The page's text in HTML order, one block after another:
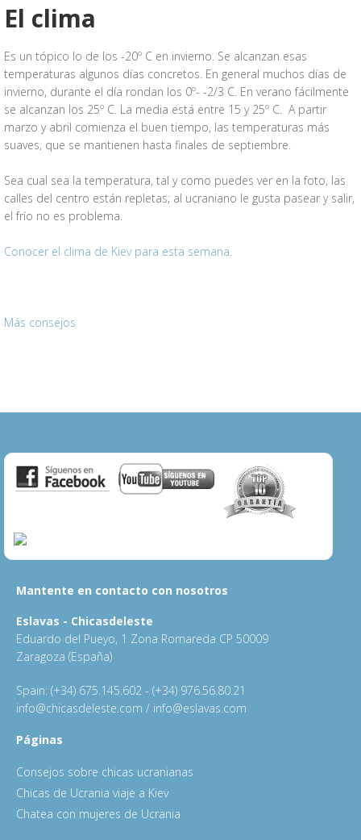
El clima
Es un tópico lo de los -20º C en invierno. Se alcanzan esas
temperaturas algunos días concretos. En general muchos días de
invierno, durante el día rondan los 0º- -2/3 C. En verano fácilmente
se alcanzan los 25º C. La media está entre 15 y 25º C. A partir
marzo y abril comienza el buen tiempo, las temperaturas más
suaves, que se mantienen hasta finales de septiembre.
Sea cual sea la temperatura, tal y como puedes ver en la foto, las
calles del centro están repletas; al ucraniano le gusta pasear y salir,
el frío no es problema.
Conocer el clima de Kiev para esta semana
Más consejos
Mantente en contacto con nosotros
Eslavas - Chicasdeleste
Eduardo del Pueyo, 1 Zona Romareda CP 50009
Zaragoza (España)
Spain: (+34) 675.145.602 - (+34) 976.56.80.21
info@chicasdeleste.com / info@eslavas.com
Páginas
Consejos sobre chicas ucranianas
Chicas de Ucrania viaje a Kiev
Chatea con mujeres de Ucrania